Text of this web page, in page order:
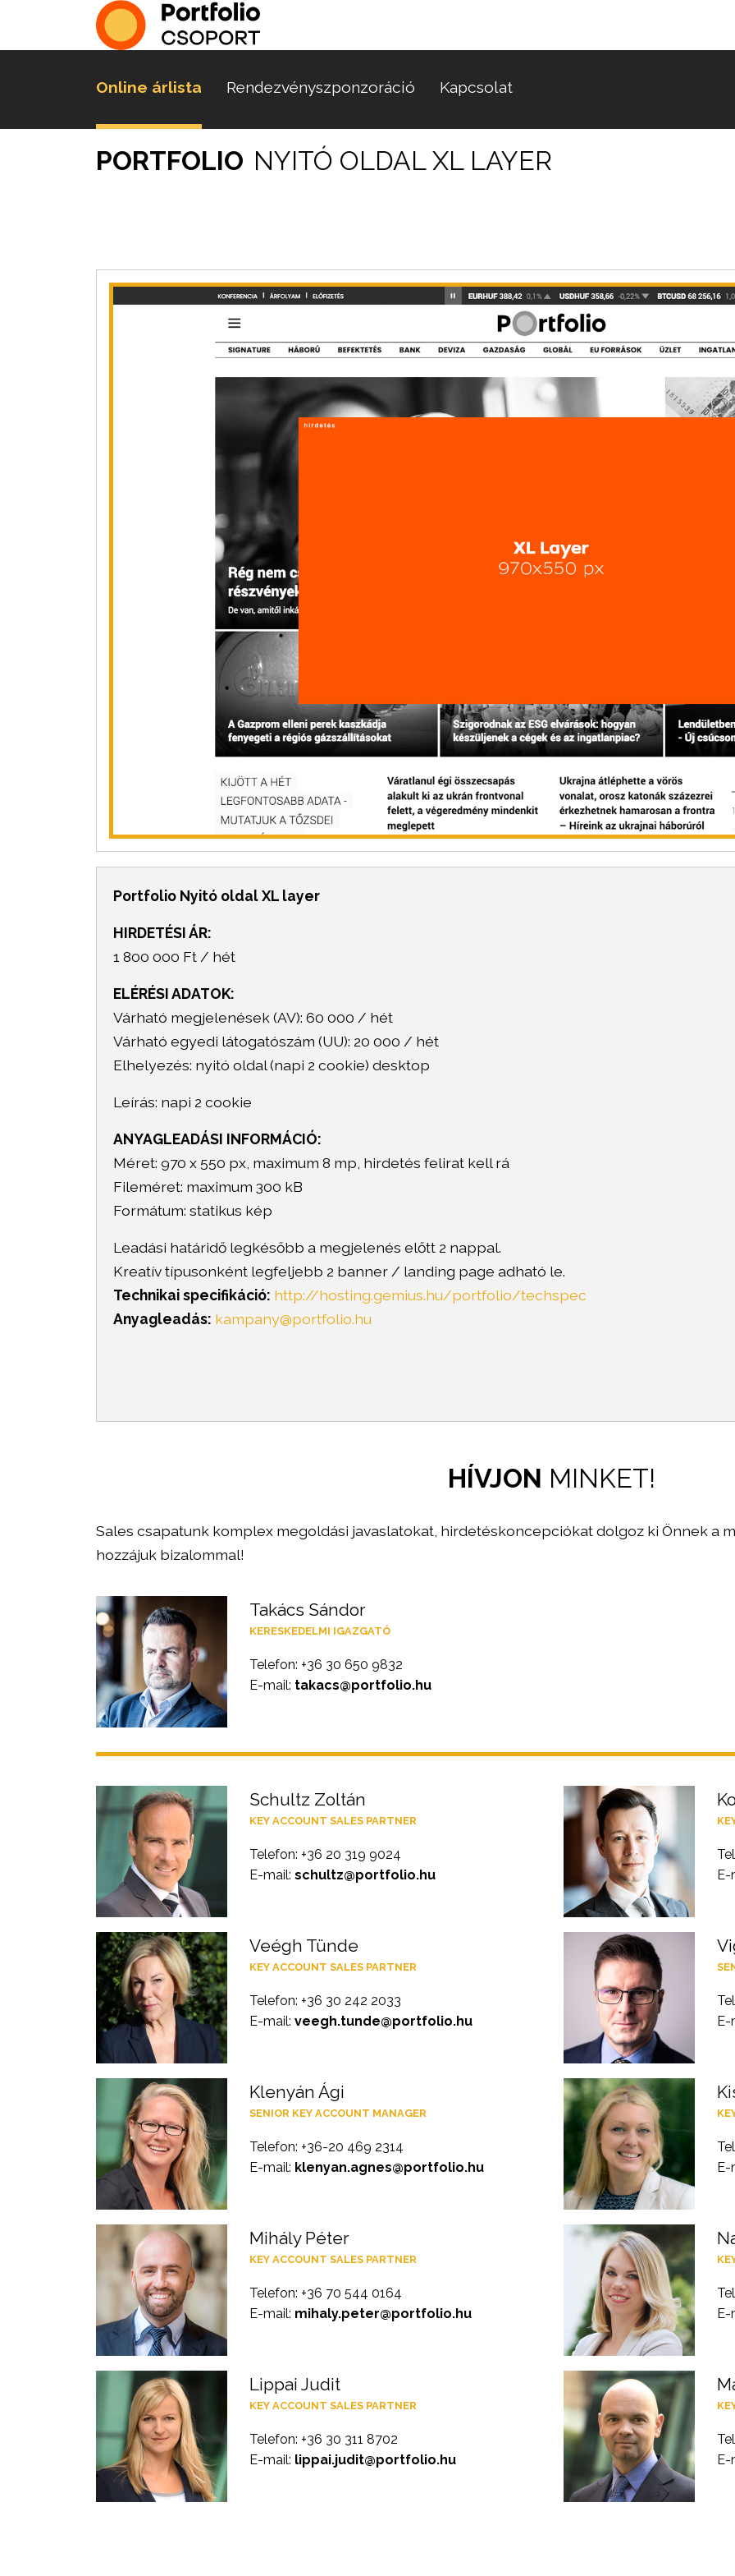
Online árlista Rendezvényszponzoráció Kapcsolat
PORTFOLIO NYITÓ OLDAL XL LAYER
Portfolio Nyitó oldal XL layer
HIRDETÉSI ÁR:
1 800 000 Ft / hét
ELÉRÉSI ADATOK:
Várható megjelenések (AV): 60 000 / hét
Várható egyedi látogatószám (UU): 20 000 / hét
Elhelyezés: nyitó oldal (napi 2 cookie) desktop
Leírás: napi 2 cookie
ANYAGLEADÁSI INFORMÁCIÓ:
Méret: 970 x 550 px, maximum 8 mp, hirdetés felirat kell rá
Fileméret: maximum 300 kB
Formátum: statikus kép
Leadási határidő legkésőbb a megjelenés előtt 2 nappal.
Kreatív típusonként legfeljebb 2 banner / landing page adható le.
Technikai specifikáció: http://hosting.gemius.hu/portfolio/techspec
Anyagleadás: kampany@portfolio.hu
HÍVJON MINKET!
Sales csapatunk komplex megoldási javaslatokat, hirdetéskoncepciókat dolgoz ki Önnek a
hozzájuk bizalommal!
Takács Sándor
KERESKEDELMI IGAZGATÓ
Telefon: +36 30 650 9832
E-mail: takacs@portfolio.hu
Schultz Zoltán
KEY ACCOUNT SALES PARTNER
Telefon: +36 20 319 9024
E-mail: schultz@portfolio.hu
E-
Veégh Tünde
KEY ACCOUNT SALES PARTNER
Telefon: +36 30 242 2033
E-mail: veegh.tunde@portfolio.hu
E-
Klenyán Ági
SENIOR KEY ACCOUNT MANAGER
Telefon: +36-20 469 2314
E-mail: klenyan.agnes@portfolio.hu
E-
Mihály Péter
KEY ACCOUNT SALES PARTNER
Telefon: +36 70 544 0164
E-mail: mihaly.peter@portfolio.hu
E-
Lippai Judit
KEY ACCOUNT SALES PARTNER
Telefon: +36 30 311 8702
E-mail: lippai.judit@portfolio.hu
E-